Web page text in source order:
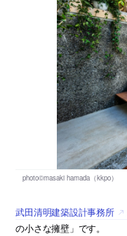
武田清明建築設計事務所
の小さな擁壁」です。